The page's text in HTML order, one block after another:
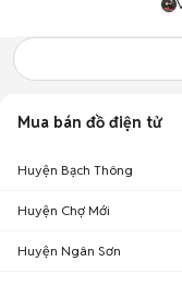
Mua bán đồ điện tử
Huyện Bạch Thông
Huyện Chợ Mới
Huyện Ngân Sơn